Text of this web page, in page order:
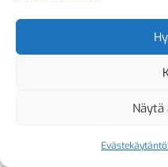
Evästekäytäntö